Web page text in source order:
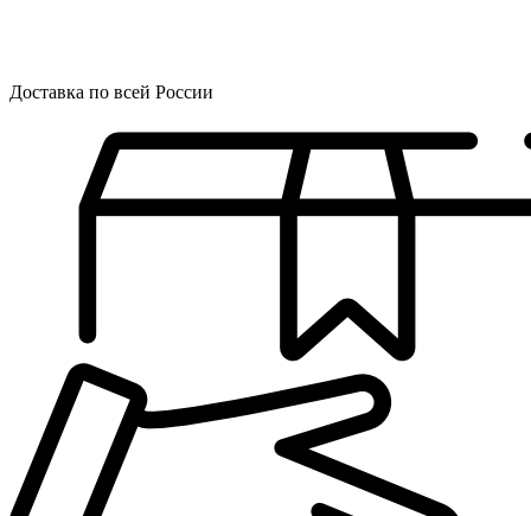
Доставка по всей России